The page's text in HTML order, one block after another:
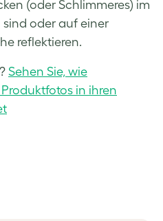
(oder Schlimmeres) im
oder auf einer
reflektieren.
Sehen Sie, wie
in ihren